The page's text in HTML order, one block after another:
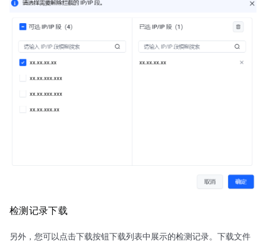
检测记录下载
另外，您可以点击下载按钮下载列表中展示的检测记录。下载文件